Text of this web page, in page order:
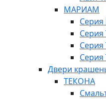
МАРИАМ
Двери
ТЕКОНА